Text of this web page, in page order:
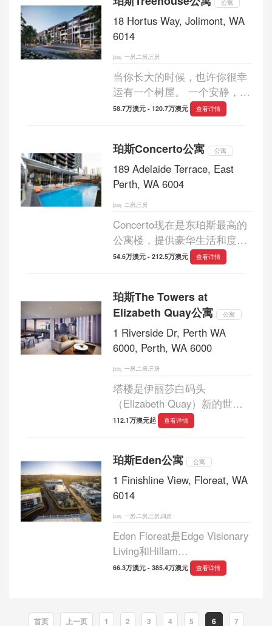
创新，...
公寓
18 Hortus Way, Jolimont, WA
6014
一房,二房,三房
当你长大的时候，也许你很幸
运有一个树屋。 一个安静，特
殊的地方，你可以逃脱，玩
耍，让你的想象力疯狂。 这是
寓开发设计中捕捉到的一种情
绪。 Treeh...
58.7万澳元 - 120.7万澳元 查看详情
珀斯Concerto公寓 公寓
189 Adelaide Terrace, East
Perth, WA 6004
二房,三房
Concerto现在是东珀斯最高的
公寓楼，提供豪华生活和度假
风格的设施，位置优越，充分
利用这座城市令人兴奋的复
寓拥有建筑设计，可最大限度
地利用光线...
54.6万澳元 - 212.5万澳元 查看详情
珀斯The Towers at
Elizabeth Quay公寓
公寓
1 Riverside Dr, Perth WA
6000, Perth, WA 6000
一房,二房,三房
塔楼是伊丽莎白码头
（Elizabeth Quay）新的世界
级海滨区的宝石，融合了酒
店，住宅和零售机会。 位于水
斯特林花园一览无余的景致。
丽思卡尔顿酒店将作为...
112.1万澳元起 查看详情
珀斯Eden公寓 公寓
1 Finishline View, Floreat, WA
6014
一房,二房,三房,四房
Eden Floreat是Edge Visionary
Living和Hillam
Architects（Botanical Subiaco
毗邻风景如画的Perry Lakes
66.3万澳元 - 385.4万澳元 查看详情
首页 上一页 1 2 3 4 5 6 7